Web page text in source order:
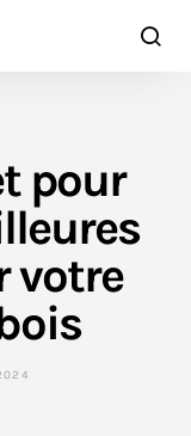
pour
votre